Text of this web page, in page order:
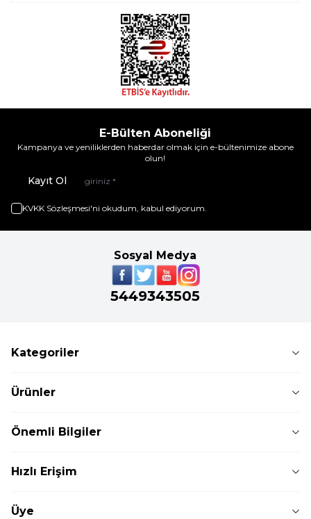
E-Bülten Aboneliği
Kampanya ve yeniliklerden haberdar olmak için e-bültenimize abone
olun!
Kayıt Ol
KVKK Sözleşmesi'ni okudum, kabul ediyorum.
Sosyal Medya
5449343505
Kategoriler
Ürünler
Önemli Bilgiler
Hızlı Erişim
Üye